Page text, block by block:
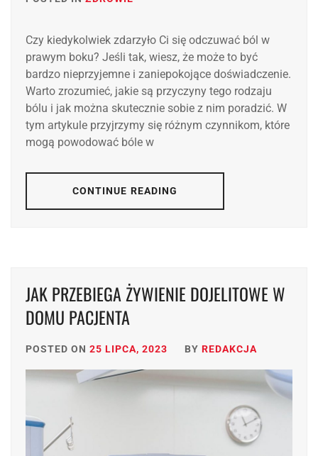
Czy kiedykolwiek zdarzyło Ci się odczuwać ból w
prawym boku? Jeśli tak, wiesz, że może to być
bardzo nieprzyjemne i zaniepokojące doświadczenie.
Warto zrozumieć, jakie są przyczyny tego rodzaju
bólu i jak można skutecznie sobie z nim poradzić. W
tym artykule przyjrzymy się różnym czynnikom, które
mogą powodować bóle w
CONTINUE READING
JAK PRZEBIEGA ŻYWIENIE DOJELITOWE W
DOMU PACJENTA
POSTED ON 25 LIPCA, 2023 BY REDAKCJA